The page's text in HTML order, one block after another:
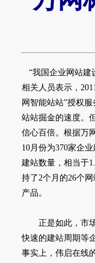
“我国企业网站建
相关人员表示，
网智能站站”授权
站站掘金的速度。
信心百倍。根据万
10月份为370家企
建站数量，相当于
持了2个月的26个
产品。
正是如此，市场
快速的建站周期等
事实上，伟启在线